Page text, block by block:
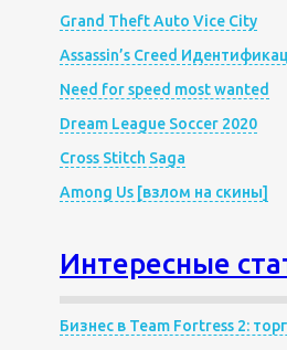
Grand Theft Auto Vice City
Assassin’s Creed
Need for speed most wanted
Dream League Soccer 2020
Cross Stitch Saga
Among Us [взлом на скины]
Интересные
Бизнес в Team Fortress 2: